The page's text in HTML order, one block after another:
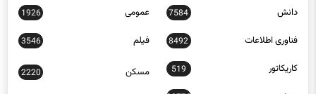
فناوری اطلاعات 8492 فیلم 3546
کاریکاتور 519
2220
ورزش 23778